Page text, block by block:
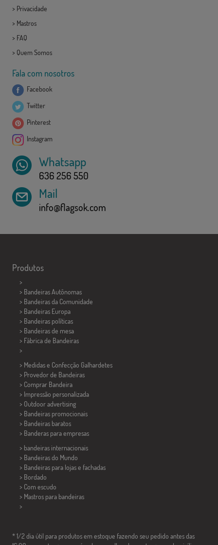
> Privacidade
> Mastros
> FAQ
> Quem Somos
Fala com nosotros
Facebook
Twitter
Pinterest
Instagram
Whatsapp
636 256 550
Mail
info@flagsok.com
Produtos
>
> Bandeiras Autônomas
> Bandeiras da Comunidade
> Bandeiras Europa
> Bandeiras políticas
> Bandeiras de mesa
> Fábrica de Bandeiras
>
> Medidas e Confecção Galhardetes
> Provedor de Bandeiras
> Comprar Bandeira
> Impressão personalizada
> Outdoor advertising
> Bandeiras promocionais
> Bandeiras baratos
> Banderas para empresas
> bandeiras internacionais
> Bandeiras do Mundo
> Bandeiras para lojas e fachadas
> Bordado
> Com escudo
> Mastros para bandeiras
>
* 1/2 dia útil para produtos em estoque fazendo seu pedido antes das